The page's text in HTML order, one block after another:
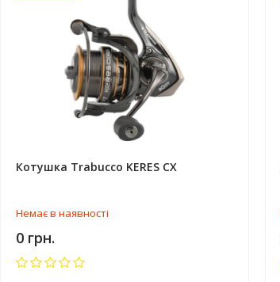
Котушка Trabucco KERES CX
Немає в наявності
0 грн.